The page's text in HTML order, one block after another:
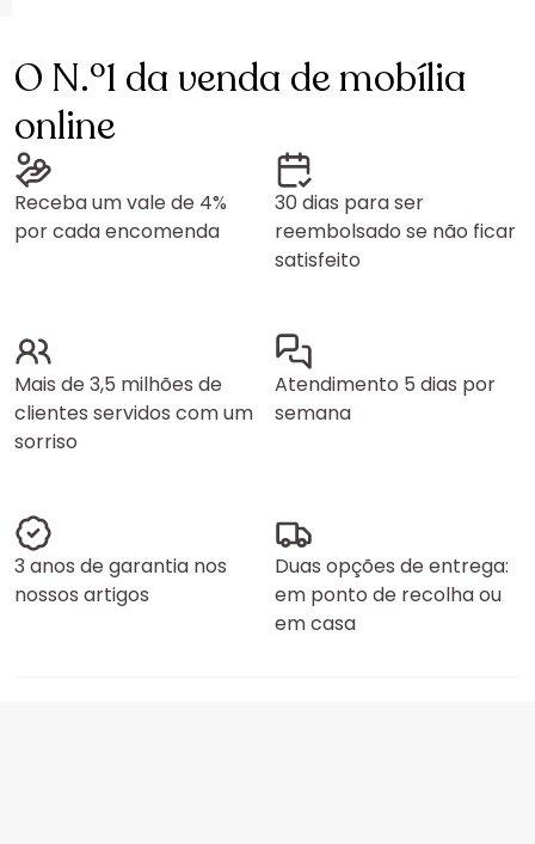
O N.º1 da venda de mobília
online
Receba um vale de 4%
por cada encomenda
30 dias para ser
reembolsado se não ficar
satisfeito
Mais de 3,5 milhões de
clientes servidos com um
sorriso
Atendimento 5 dias por
semana
3 anos de garantia nos
nossos artigos
Duas opções de entrega:
em ponto de recolha ou
em casa